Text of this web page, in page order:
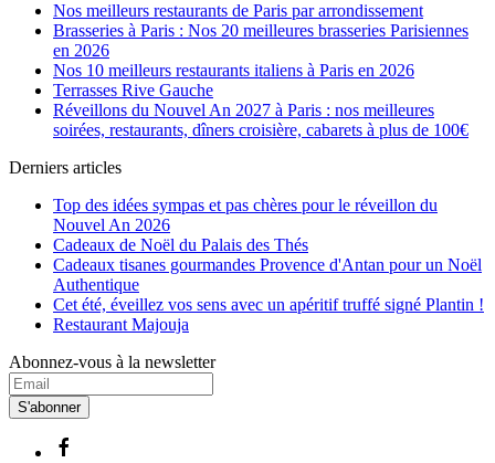
Nos meilleurs restaurants de Paris par arrondissement
Brasseries à Paris : Nos 20 meilleures brasseries Parisiennes
en 2026
Nos 10 meilleurs restaurants italiens à Paris en 2026
Terrasses Rive Gauche
Réveillons du Nouvel An 2027 à Paris : nos meilleures
soirées, restaurants, dîners croisière, cabarets à plus de 100€
Derniers articles
Top des idées sympas et pas chères pour le réveillon du
Nouvel An 2026
Cadeaux de Noël du Palais des Thés
Cadeaux tisanes gourmandes Provence d'Antan pour un Noël
Authentique
Cet été, éveillez vos sens avec un apéritif truffé signé Plantin !
Restaurant Majouja
Abonnez-vous à la newsletter
S'abonner